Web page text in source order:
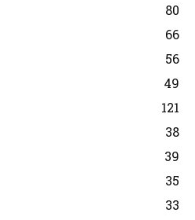
80
66
56
49
121
38
39
35
33